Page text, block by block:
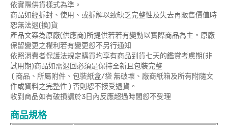
依實際供貨樣式為準。
商品如經拆封、使用、或拆解以致缺乏完整性及失去再販售價值時
恕無法退(換)貨
產品文案為原廠(供應商)所提供若若有變動以實際商品為主。原廠
保留變更之權利若有變更恕不另行通知
依照消費者保護法規定購買均享有商品到貨七天的鑑賞考慮期(非
試用期)商品如需退回必須是保持全新且包裝完整
( 商品、所屬附件、包裝紙盒/袋 無破壞、廠商紙箱及所有附隨文
件或資料之完整性 ) 否則恕不接受退貨。
收到商品如有破損請於3日內反應超過時間恕不受理
商品規格